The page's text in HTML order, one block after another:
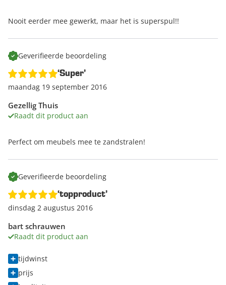
Nooit eerder mee gewerkt, maar het is superspul!!
Geverifieerde beoordeling
Gezellig Thuis
Raadt dit product aan
‘Super’
maandag 19 september 2016
Perfect om meubels mee te zandstralen!
Geverifieerde beoordeling
bart schrauwen
Raadt dit product aan
‘topproduct’
dinsdag 2 augustus 2016
tijdwinst
prijs